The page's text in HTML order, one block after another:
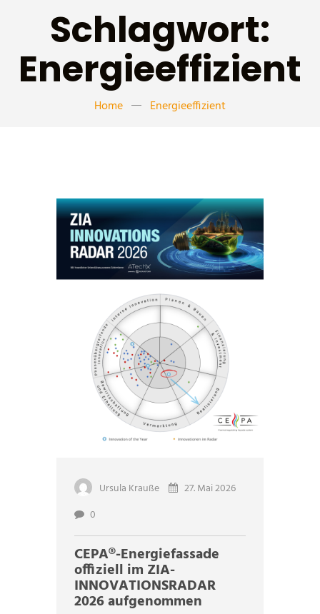
Schlagwort:
Energieeffizient
Home Energieeffizient
Ursula Krauße
27. Mai 2026
0
CEPA®-Energiefassade
offiziell im ZIA-
INNOVATIONSRADAR
2026 aufgenommen